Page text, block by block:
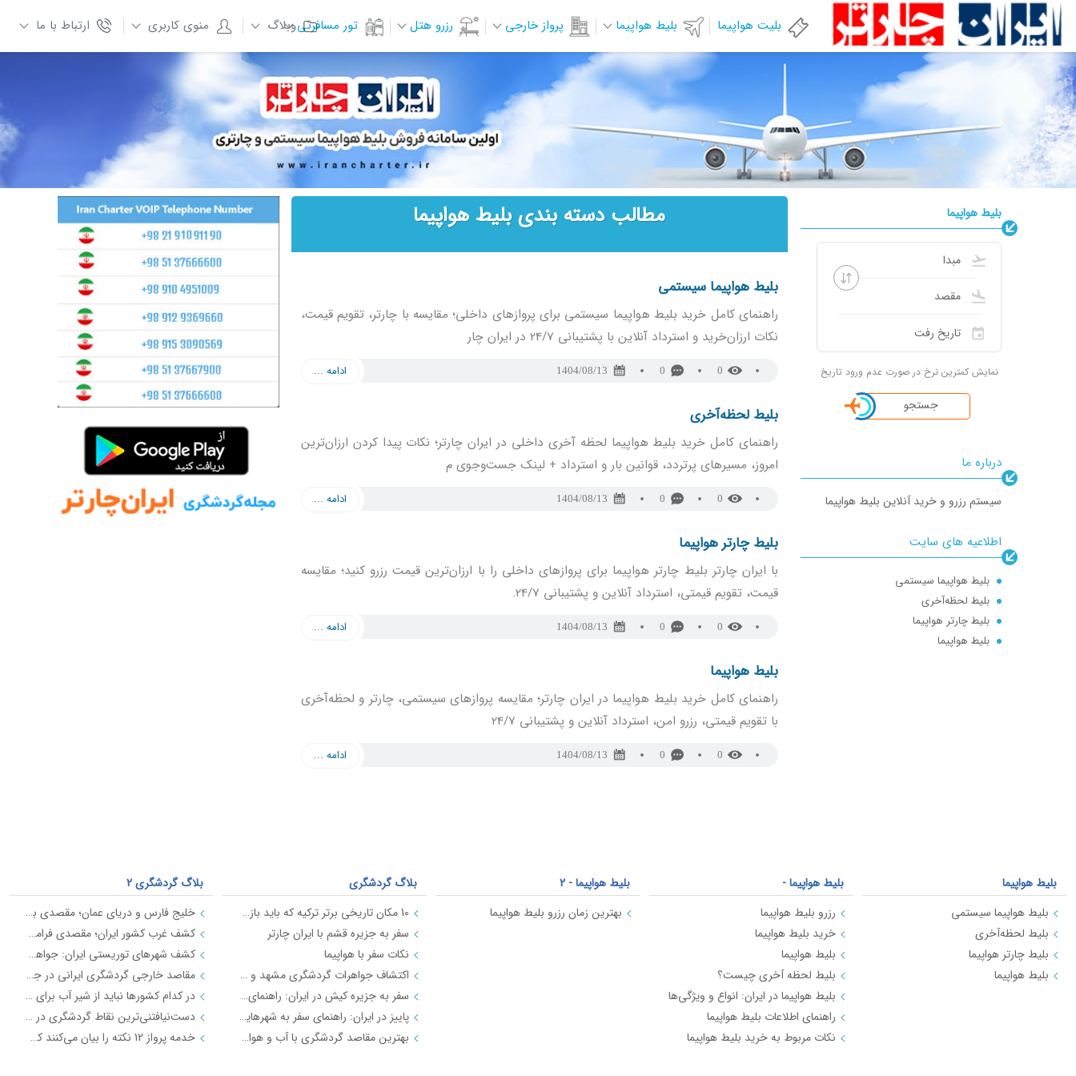
بلیت هواپیما بلیط هواپیما پرواز خارجی رزرو هتل تور مسافرتی ارتباط با ما منوی کاربری وبلاگ
بلیط هواپیما
نمایش کمترین نرخ در صورت عدم ورود تاریخ
جستجو
درباره ما
سیستم رزرو و خرید آنلاین بلیط هواپیما
اطلاعیه های سایت
بلیط هواپیما سیستمی
بلیط لحظه‌آخری
بلیط چارتر هواپیما
بلیط هواپیما
مطالب دسته بندی بلیط هواپیما
بلیط هواپیما سیستمی
راهنمای کامل خرید بلیط هواپیما سیستمی برای پروازهای داخلی؛ مقایسه با چارتر، تقویم قیمت،
نکات ارزان‌خرید و استرداد آنلاین با پشتیبانی 24/7 در ایران چار
0
0
1404/08/13 ادامه ...
بلیط لحظه‌آخری
راهنمای کامل خرید بلیط هواپیما لحظه آخری داخلی در ایران چارتر؛ نکات پیدا کردن ارزان‌ترین
امروز، مسیرهای پرتردد، قوانین بار و استرداد + لینک جست‌وجوی م
0
0
1404/08/13 ادامه ...
بلیط چارتر هواپیما
با ایران چارتر بلیط چارتر هواپیما برای پروازهای داخلی را با ارزان‌ترین قیمت رزرو کنید؛ مقایسه
قیمت، تقویم قیمتی، استرداد آنلاین و پشتیبانی 24/7.
0
0
1404/08/13 ادامه ...
بلیط هواپیما
راهنمای کامل خرید بلیط هواپیما در ایران چارتر؛ مقایسه پروازهای سیستمی، چارتر و لحظه‌آخری
با تقویم قیمتی، رزرو امن، استرداد آنلاین و پشتیبانی 24/7
0
0
1404/08/13 ادامه ...
بلیط هواپیما
بلیط هواپیما سیستمی
بلیط لحظه‌آخری
بلیط چارتر هواپیما
بلیط هواپیما
بلیط هواپیما -
رزرو بلیط هواپیما
خرید بلیط هواپیما
بلیط هواپیما
بلیط لحظه آخری چیست؟
بلیط هواپیما در ایران: انواع و ویژگی‌ها
راهنمای اطلاعات بلیط هواپیما
نکات مربوط به خرید بلیط هواپیما
بلیط هواپیما - 2
بهترین زمان رزرو بلیط هواپیما
بلاگ گردشگری
10 مکان تاریخی برتر ترکیه که باید بازدید کنید
سفر به جزیره قشم با ایران چارتر
نکات سفر با هواپیما
اکتشاف جواهرات گردشگری مشهد و خرید بلیط هواپیما با ایران چارتر
سفر به جزیره کیش در ایران: راهنمای شما برای سفر با ایران‌چارتر
پاییز در ایران: راهنمای سفر به شهرهایی که زیبایی‌های فصل پاییز را به رخ می‌کشند
بهترین مقاصد گردشگری با آب و هوای خنک در تابستان در ایران
بلاگ گردشگری 2
خلیج فارس و دریای عمان؛ مقصدی برای تجربه‌ی بی‌نظیر در گردشگری ساحلی
کشف غرب کشور ایران؛ مقصدی فراموش‌نشدنی برای گردشگران
کشف شهرهای توریستی ایران: جواهرهایی از زیبایی‌ها و تاریخ
مقاصد خارجی گردشگری ایرانی در جهان
در کدام کشورها نباید از شیر آب برای نوشیدن استفاده کرد؟
دست‌نیافتنی‌ترین نقاط گردشگری در جهان
خدمه پرواز 12 نکته را بیان می‌کنند که پرواز بعدی شما را بسیار بهتر می‌کند